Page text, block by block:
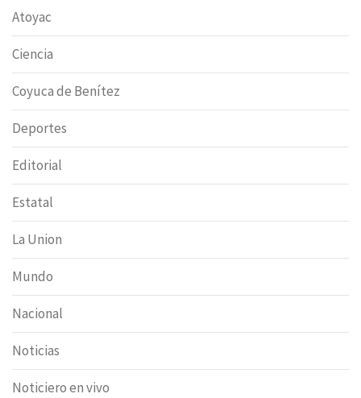
Atoyac
Ciencia
Coyuca de Benítez
Deportes
Editorial
Estatal
La Union
Mundo
Nacional
Noticias
Noticiero en vivo